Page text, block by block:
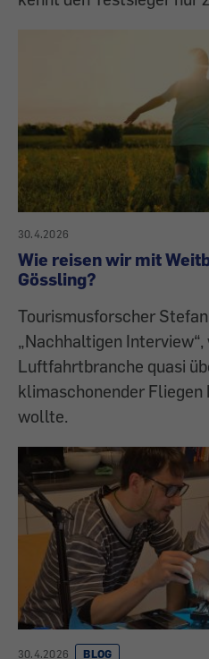
30.4.2026
Wie reisen wir mit
Gössling?
Tourismusforscher
„Nachhaltigen Interview“,
Luftfahrtbranche quasi
klimaschonender Fliegen
wollte.
30.4.2026 BLOG